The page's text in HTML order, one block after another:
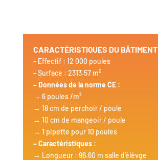
CARACTÉRISTIQUES DU BÂTIMENT
– Effectif : 12 000 poules
– Surface : 2313.57 m²
– Données de la norme CE :
→ 6 poules /m²
→ 18 cm de perchoir / poule
→ 10 cm de mangeoir / poule
→ 1 pipette pour 10 poules
– Caractéristiques :
→ Longueur : 96.60 m salle d’élévge